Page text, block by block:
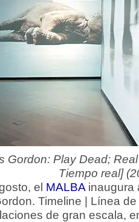
Gordon: Play Dead;
Tiempo real]
el MALBAinaugura
Timeline | Línea
de gran escala,